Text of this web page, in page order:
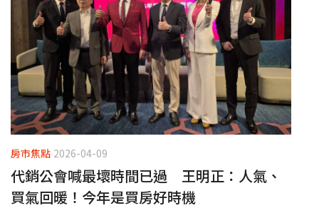
房市焦點 2026-04-09
代銷公會喊最壞時間已過 王明正：人氣、
買氣回暖！今年是買房好時機